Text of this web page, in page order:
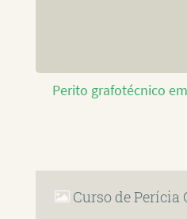
Perito grafotécnico
Curso de Perícia